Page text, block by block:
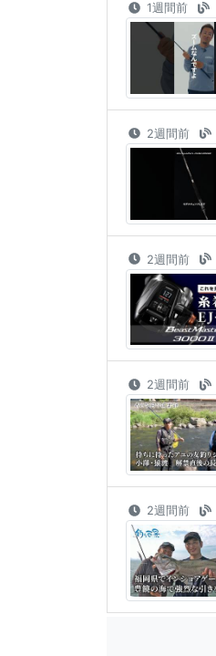
1週間前
2週間前
2週間前
2週間前
2週間前